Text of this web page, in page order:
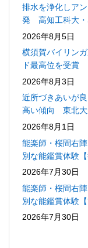
排水を浄化しア
発 高知工科大・
2026年8月5日
横須賀バイリン
ド最高位を受賞
2026年8月3日
近所づきあいが
高い傾向 東北大
2026年8月1日
能楽師・桜間右
別な能鑑賞体験【
2026年7月30日
能楽師・桜間右
別な能鑑賞体験【
2026年7月30日